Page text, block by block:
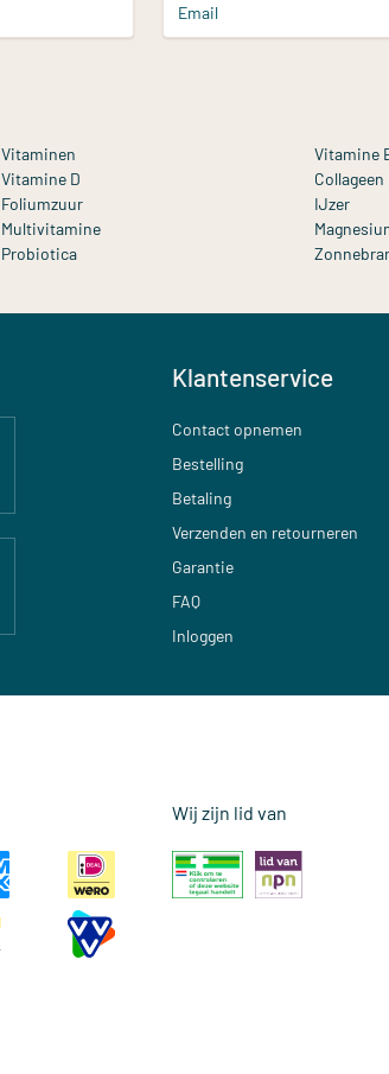
Email
Vitaminen
Vitamine
Vitamine D
Collageen
Foliumzuur
IJzer
Multivitamine
Probiotica
Klantenservice
Contact opnemen
Bestelling
Betaling
Verzenden en retourneren
Garantie
FAQ
Inloggen
Wij zijn lid van